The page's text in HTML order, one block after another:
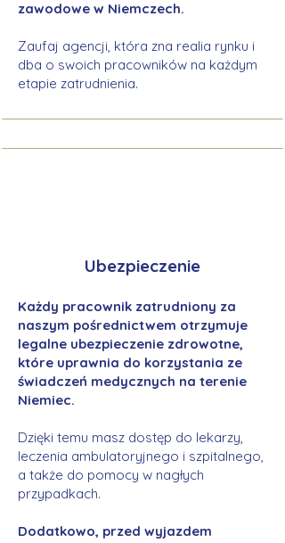
zawodowe w Niemczech.
Zaufaj agencji, która zna realia rynku i
dba o swoich pracowników na każdym
etapie zatrudnienia.
Ubezpieczenie
Każdy pracownik zatrudniony za
naszym pośrednictwem otrzymuje
legalne ubezpieczenie zdrowotne,
które uprawnia do korzystania ze
świadczeń medycznych na terenie
Niemiec.
Dzięki temu masz dostęp do lekarzy,
leczenia ambulatoryjnego i szpitalnego,
a także do pomocy w nagłych
przypadkach.
Dodatkowo, przed wyjazdem